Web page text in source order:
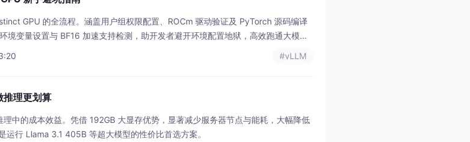
GPU 的全流程。涵盖用户组权限配置、ROCm 驱动验证及 PyTorch 源码编译
境变量设置与 BF16 加速支持检测，助开发者避开环境配置地狱，高效跑通大模型
#vLLM
理更划算
中的成本效益。凭借 192GB 大显存优势，显著减少服务器节点与能耗，大幅降低
行 Llama 3.1 405B 等超大模型的性价比首选方案。